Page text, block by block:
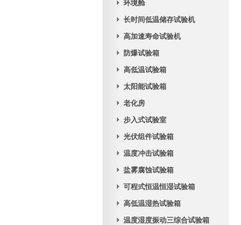
环境舱
长时间低温储存试验机
高加速寿命试验机
防爆试验箱
高低温试验箱
太阳能试验箱
老化房
步入式试验室
光伏组件试验箱
温度冲击试验箱
盐雾腐蚀试验箱
可程式恒温恒湿试验箱
高低温湿热试验箱
温度湿度振动三综合试验箱